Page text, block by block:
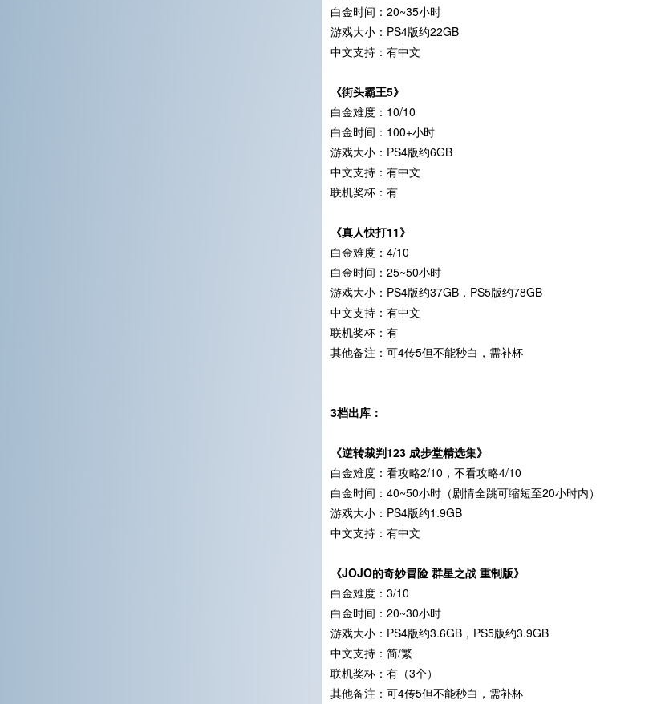
白金时间：20~35小时
游戏大小：PS4版约22GB
中文支持：有中文
《街头霸王5》
白金难度：10/10
白金时间：100+小时
游戏大小：PS4版约6GB
中文支持：有中文
联机奖杯：有
《真人快打11》
白金难度：4/10
白金时间：25~50小时
游戏大小：PS4版约37GB，PS5版约78GB
中文支持：有中文
联机奖杯：有
其他备注：可4传5但不能秒白，需补杯
3档出库：
《逆转裁判123 成步堂精选集》
白金难度：看攻略2/10，不看攻略4/10
白金时间：40~50小时（剧情全跳可缩短至20小时内）
游戏大小：PS4版约1.9GB
中文支持：有中文
《JOJO的奇妙冒险 群星之战 重制版》
白金难度：3/10
白金时间：20~30小时
游戏大小：PS4版约3.6GB，PS5版约3.9GB
中文支持：简/繁
联机奖杯：有（3个）
其他备注：可4传5但不能秒白，需补杯